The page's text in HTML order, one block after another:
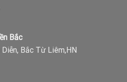
Bắc
Bắc Từ Liêm,HN